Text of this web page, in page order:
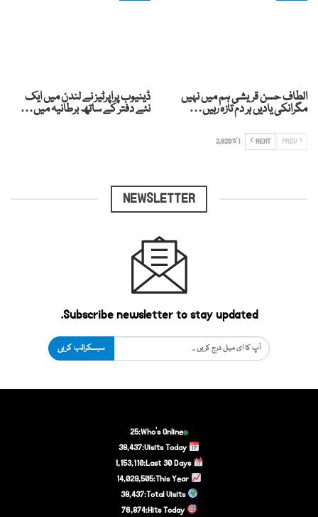
الطاف حسن قریشی ہم میں نہیں
مگرانکی یادیں ہر دم تازہ رہیں…
ڈینیوب پراپرٹیز نے لندن میں ایک
نئے دفتر کے ساتھ برطانیہ میں…
NEXT 1 کا 2,820
NEWSLETTER
Subscribe newsletter to stay updated.
سبسکرائب کریں
Who's Online:
25
Visits Today:
38,437
Last 30 Days:
1,153,110
14,029,505
Total Visits:
38,437
Hits Today:
76,874